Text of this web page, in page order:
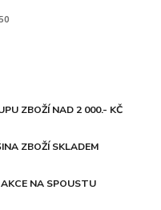
ZBOŽÍ NAD 2 000.- KČ
ZBOŽÍ SKLADEM
NA SPOUSTU